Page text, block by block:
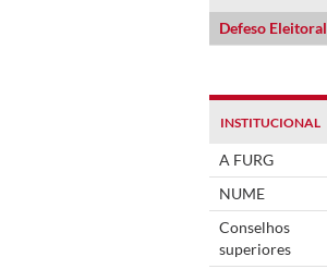
Defeso Eleitoral
INSTITUCIONAL
A FURG
NUME
Conselhos
superiores